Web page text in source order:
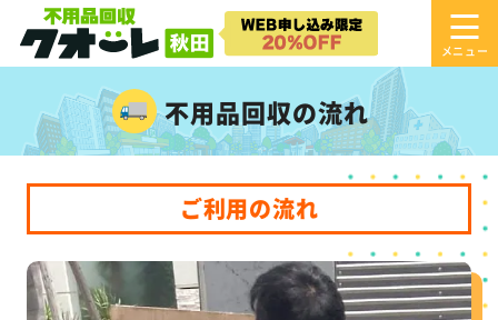
不用品回収の流れ
ご利用の流れ